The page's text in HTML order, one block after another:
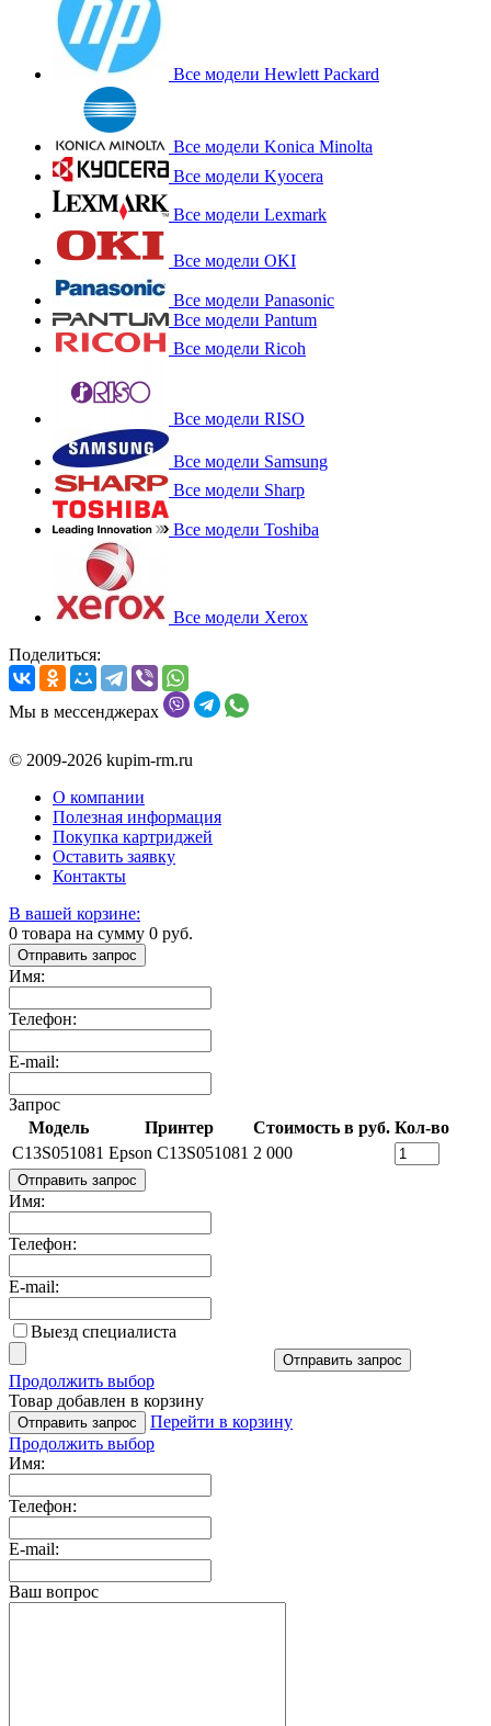
Все модели Hewlett Packard
Все модели Konica Minolta
Все модели Kyocera
Все модели Lexmark
Все модели OKI
Все модели Panasonic
Все модели Pantum
Все модели Ricoh
Все модели RISO
Все модели Samsung
Все модели Sharp
Все модели Toshiba
Все модели Xerox
Поделиться:
Мы в мессенджерах
© 2009-2026 kupim-rm.ru
О компании
Полезная информация
Покупка картриджей
Оставить заявку
Контакты
В вашей корзине:
0 товара на сумму 0 руб.
Отправить запрос
Имя:
Телефон:
E-mail:
Запрос
Модель
Принтер Стоимость в руб. Кол-во
C13S051081 Epson C13S051081 2 000
Отправить запрос
Имя:
Телефон:
E-mail:
Выезд специалиста
Отправить запрос
Продолжить выбор
Товар добавлен в корзину
Отправить запрос
Перейти в корзину
Продолжить выбор
Имя:
Телефон:
E-mail:
Ваш вопрос